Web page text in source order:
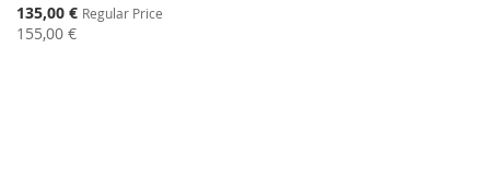
Special
Price
135,00 € Regular Price
155,00 €